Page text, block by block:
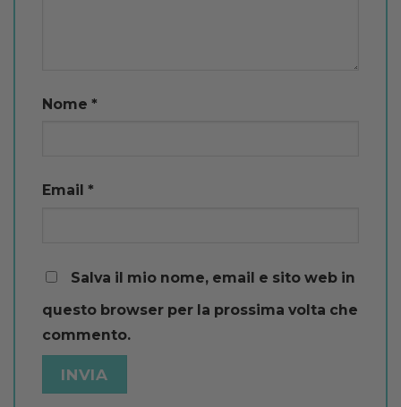
Nome *
Email *
Salva il mio nome, email e sito web in
questo browser per la prossima volta che
commento.